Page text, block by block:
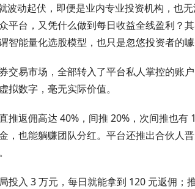
波动起伏，即便是业内专业投资机构，也
平台，又凭什么做到每日收益全线盈利？
能量化选股模型，也只是忽悠投资者的噱
交易市场，全部转入了平台私人掌控的账
数字，毫无实际价值。
推返佣高达 40%，间推 20%，次间推也有
，也能躺赚团队分红。平台还推出合伙人
投入 3 万元，每日就能拿到 120 元返佣；